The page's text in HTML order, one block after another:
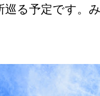
巡る予定です。